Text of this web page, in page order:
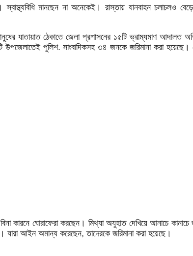
মানছেন না অনেকেই। রাস্তায় যানবাহন চলাচলও
যাতায়াত ঠেকাতে জেলা প্রশাসনের ১৫টি ভ্রাম্যমাণ আদালত
পুলিশ. সাংবাদিকসহ ৩৪ জনকে জরিমানা করা হয়েছে।
কারনে ঘোরাফেরা করছেন। মিথ্যা অযুহাত দেখিয়ে আনাচে কানাচে
আইন অমান্য করেছেন, তাদেরকে জরিমানা করা হয়েছে।